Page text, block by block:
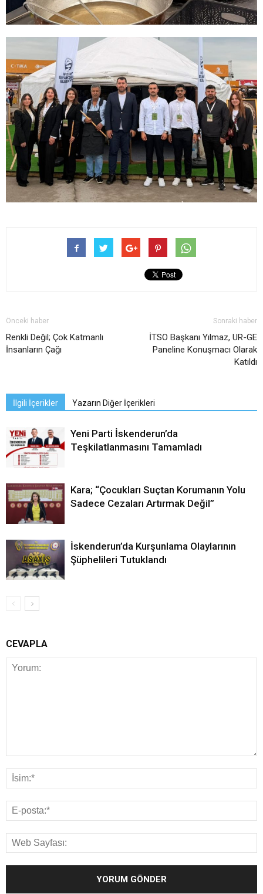
Önceki haber
Renkli Değil; Çok Katmanlı
İnsanların Çağı
Sonraki haber
İTSO Başkanı Yılmaz, UR-GE
Paneline Konuşmacı Olarak
Katıldı
İlgili İçerikler Yazarın Diğer İçerikleri
Yeni Parti İskenderun’da
Teşkilatlanmasını Tamamladı
Kara; “Çocukları Suçtan Korumanın Yolu
Sadece Cezaları Artırmak Değil”
İskenderun’da Kurşunlama Olaylarının
Şüphelileri Tutuklandı
CEVAPLA